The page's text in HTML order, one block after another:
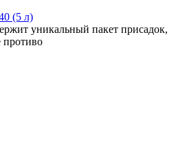
(5 л)
уникальный пакет присадок,